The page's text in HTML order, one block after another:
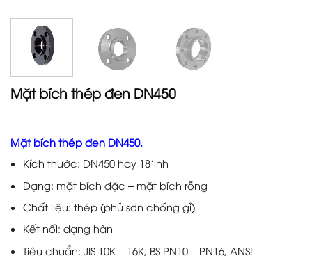
Mặt bích thép đen DN450
Mặt bích thép đen DN450.
Kích thước: DN450 hay 18’inh
Dạng: mặt bích đặc – mặt bích rỗng
Chất liệu: thép (phủ sơn chống gỉ)
Kết nối: dạng hàn
Tiêu chuẩn: JIS 10K – 16K, BS PN10 – PN16, ANSI